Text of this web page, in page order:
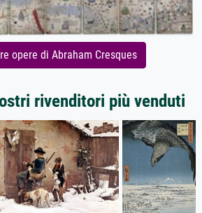
opere di Abraham Cresques
rivenditori più venduti